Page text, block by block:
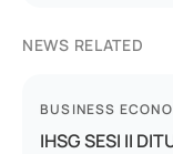
NEWS RELATED
BUSINESS
IHSG SESI II